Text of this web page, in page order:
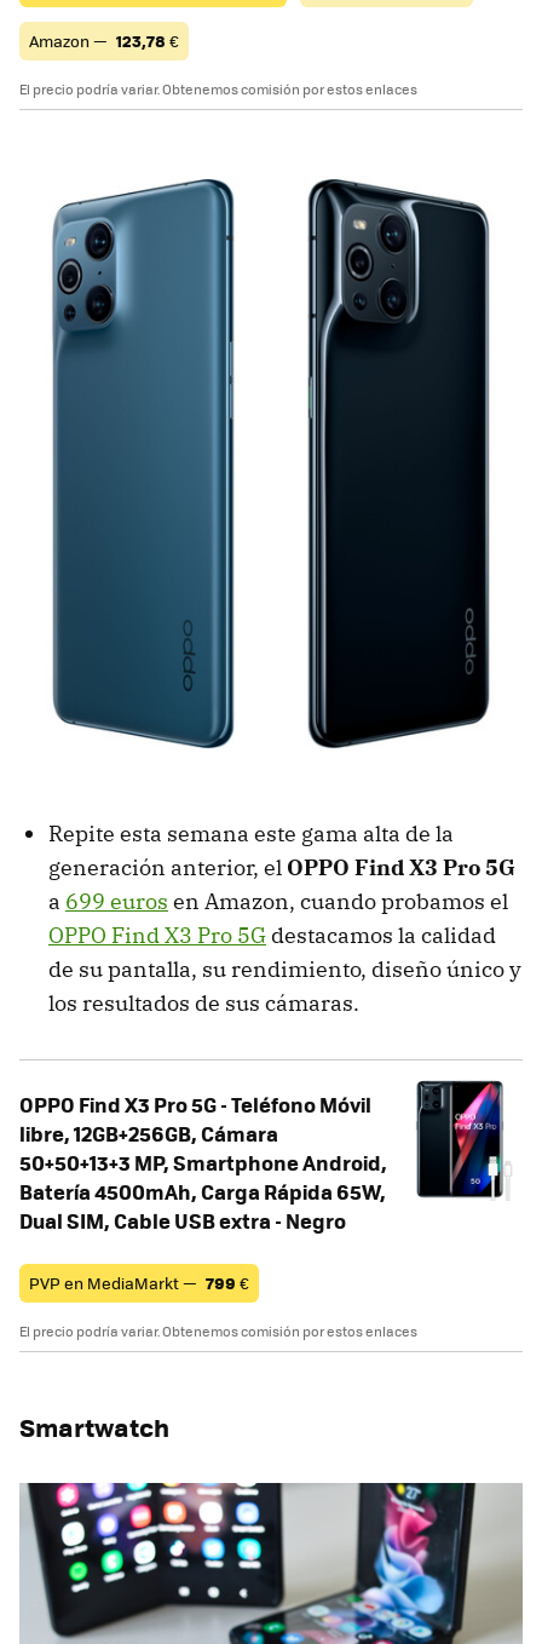
Amazon — 123,78 €
El precio podría variar. Obtenemos comisión por estos enlaces
Repite esta semana este gama alta de la
generación anterior, el OPPO Find X3 Pro 5G
a 699 euros en Amazon, cuando probamos el
OPPO Find X3 Pro 5G destacamos la calidad
de su pantalla, su rendimiento, diseño único y
los resultados de sus cámaras.
OPPO Find X3 Pro 5G - Teléfono Móvil
libre, 12GB+256GB, Cámara
50+50+13+3 MP, Smartphone Android,
Batería 4500mAh, Carga Rápida 65W,
Dual SIM, Cable USB extra - Negro
PVP en MediaMarkt — 799 €
El precio podría variar. Obtenemos comisión por estos enlaces
Smartwatch